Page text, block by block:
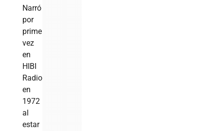
Narró
por
primera
vez
en
HIBI
Radio
en
1972
al
estar